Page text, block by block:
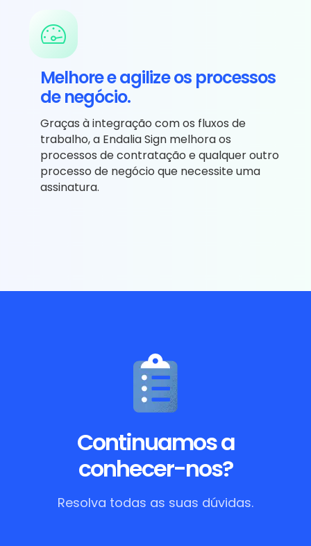
Melhore e agilize os processos
de negócio.
Graças à integração com os fluxos de
trabalho, a Endalia Sign melhora os
processos de contratação e qualquer outro
processo de negócio que necessite uma
assinatura.
Continuamos a
conhecer-nos?
Resolva todas as suas dúvidas.